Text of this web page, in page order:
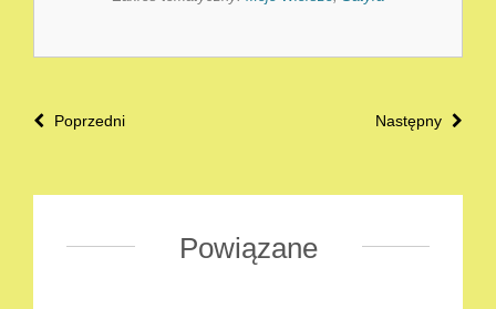
Następny
Poprzedni
Powiązane